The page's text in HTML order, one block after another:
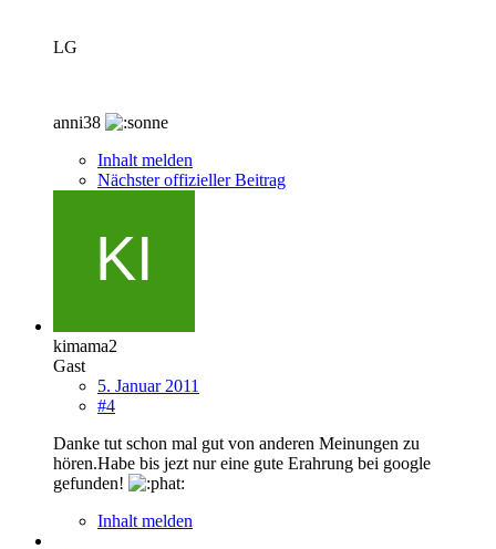
LG
anni38
Inhalt melden
Nächster offizieller Beitrag
kimama2
Gast
5. Januar 2011
#4
Danke tut schon mal gut von anderen Meinungen zu
hören.Habe bis jezt nur eine gute Erahrung bei google
gefunden!
Inhalt melden